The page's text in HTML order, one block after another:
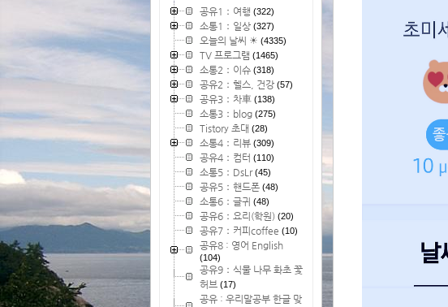
공유1：여행 (322)
소통1：일상(327)
오늘의 날씨 ☀ (4335)
TV 프로그램 (1465)
소통2：이슈(318)
공유2：헬스, 건강(57)
공유3：차車(138)
소통3：blog(275)
Tistory 초대 (28)
소통4：리뷰(309)
공유4：컴터 (110)
소통5：DsLr(45)
공유5：핸드폰(48)
소통6：글귀 (48)
공유6：요리(학원)(20)
공유7：커피coffee (10)
공유8 : 영어 English
(104)
공유9：식물 나무 화초 꽃
허브 (17)
공유 : 우리말공부 한글 맞